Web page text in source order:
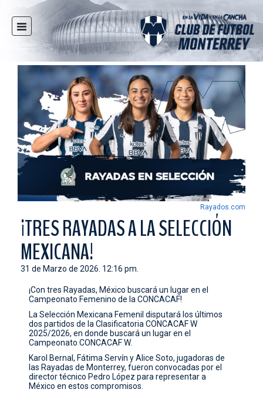
INICIO
NOTICIAS
MULTIMEDIA
RAYADOS
RAYADAS
FUERZAS BÁSICAS
RESPONSABILIDAD SOCIAL
TAQUILLA
TIENDA
ESTADIO
PRENSA
Rayados.com
¡TRES RAYADAS A LA SELECCIÓN
MEXICANA!
31 de Marzo de 2026. 12:16 pm.
¡Con tres Rayadas, México buscará un lugar en el
Campeonato Femenino de la CONCACAF!
La Selección Mexicana Femenil disputará los últimos
dos partidos de la Clasificatoria CONCACAF W
2025/2026, en donde buscará un lugar en el
Campeonato CONCACAF W.
Karol Bernal, Fátima Servín y Alice Soto, jugadoras de
las Rayadas de Monterrey, fueron convocadas por el
director técnico Pedro López para representar a
México en estos compromisos.